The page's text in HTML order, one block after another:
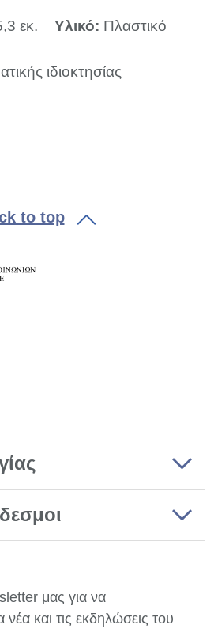
εκ. Υλικό: Πλαστικό
ιδιοκτησίας
to top
μας για να
νέα και τις εκδηλώσεις του